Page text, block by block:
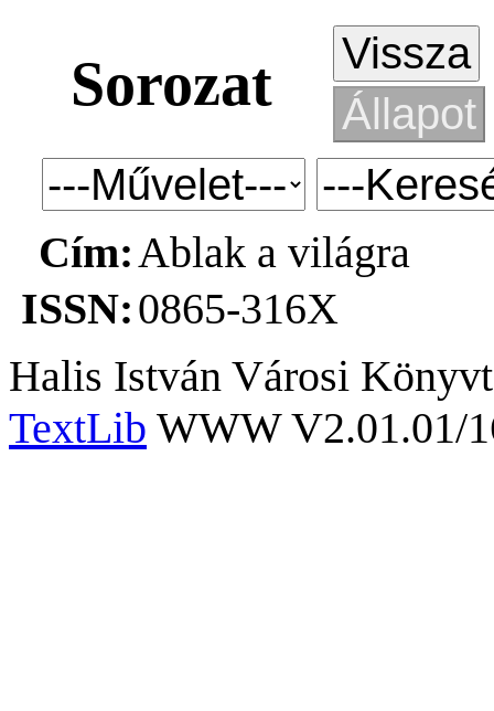
Sorozat
Cím:Ablak a világra
ISSN:0865-316X
Halis István Városi
TextLib WWW V2.01.01/